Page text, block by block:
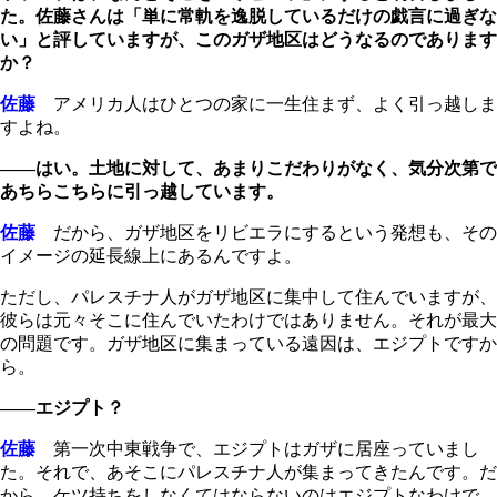
た。佐藤さんは「単に常軌を逸脱しているだけの戯言に過ぎな
い」と評していますが、このガザ地区はどうなるのであります
か？
佐藤 アメリカ人はひとつの家に一生住まず、よく引っ越しま
すよね。
――はい。土地に対して、あまりこだわりがなく、気分次第で
あちらこちらに引っ越しています。
佐藤 だから、ガザ地区をリビエラにするという発想も、その
イメージの延長線上にあるんですよ。
ただし、パレスチナ人がガザ地区に集中して住んでいますが、
彼らは元々そこに住んでいたわけではありません。それが最大
の問題です。ガザ地区に集まっている遠因は、エジプトですか
ら。
――エジプト？
佐藤 第一次中東戦争で、エジプトはガザに居座っていまし
た。それで、あそこにパレスチナ人が集まってきたんです。だ